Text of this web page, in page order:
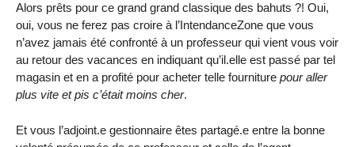
Alors prêts pour ce grand grand classique des bahuts ?! Oui,
oui, vous ne ferez pas croire à l’IntendanceZone que vous
n’avez jamais été confronté à un professeur qui vient vous voir
au retour des vacances en indiquant qu’il.elle est passé par tel
magasin et en a profité pour acheter telle fourniture pour aller
plus vite et pis c’était moins cher.
Et vous l’adjoint.e gestionnaire êtes partagé.e entre la bonne